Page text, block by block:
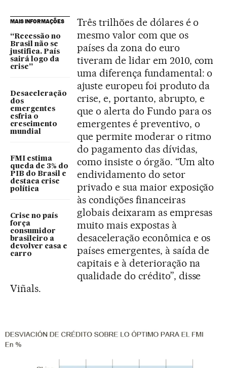
MAIS INFORMAÇÕES
“Recessão no
Brasil não se
justifica. País
sairá logo da
crise”
Desaceleração
dos
emergentes
esfria o
crescimento
mundial
FMI estima
queda de 3% do
PIB do Brasil e
destaca crise
política
Crise no país
força
consumidor
brasileiro a
devolver casa e
carro
Três trilhões de dólares é o
mesmo valor com que os
países da zona do euro
tiveram de lidar em 2010, com
uma diferença fundamental: o
ajuste europeu foi produto da
crise, e, portanto, abrupto, e
que o alerta do Fundo para os
emergentes é preventivo, o
que permite moderar o ritmo
do pagamento das dívidas,
como insiste o órgão. “Um alto
endividamento do setor
privado e sua maior exposição
às condições financeiras
globais deixaram as empresas
muito mais expostas à
desaceleração econômica e os
países emergentes, à saída de
capitais e à deterioração na
qualidade do crédito”, disse
Viñals.